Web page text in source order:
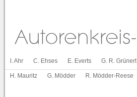
I. Ahr C. Ehses E. Everts G. R. Grünert
H. Mauritz G. Mödder R. Mödder-Reese